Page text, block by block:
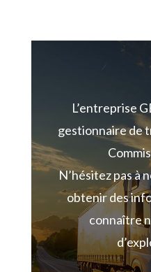
L’entreprise
gestionnaire de
N’hésitez pas à
obtenir des
connaître